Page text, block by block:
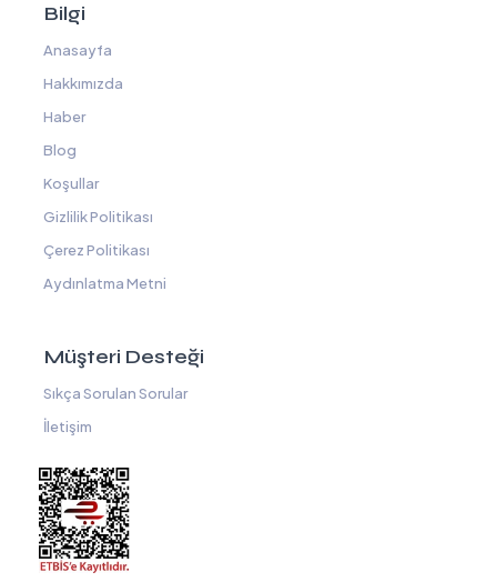
Bilgi
Anasayfa
Hakkımızda
Haber
Blog
Koşullar
Gizlilik Politikası
Çerez Politikası
Aydınlatma Metni
Müşteri Desteği
Sıkça Sorulan Sorular
İletişim